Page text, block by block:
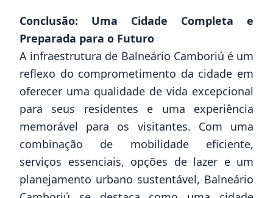
Conclusão: Uma Cidade Completa e
Preparada para o Futuro
A infraestrutura de Balneário Camboriú é um
reflexo do comprometimento da cidade em
oferecer uma qualidade de vida excepcional
para seus residentes e uma experiência
memorável para os visitantes. Com uma
combinação de mobilidade eficiente,
serviços essenciais, opções de lazer e um
planejamento urbano sustentável, Balneário